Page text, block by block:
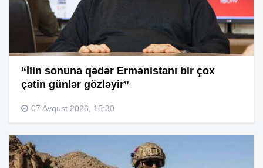
“İlin sonuna qədər Ermənistanı bir çox
çətin günlər gözləyir”
07 Avqust 2026, 15:30